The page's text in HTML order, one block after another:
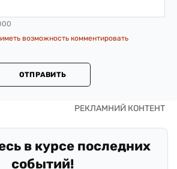
возможность комментировать
ОТПРАВИТЬ
в курсе последних
событий!